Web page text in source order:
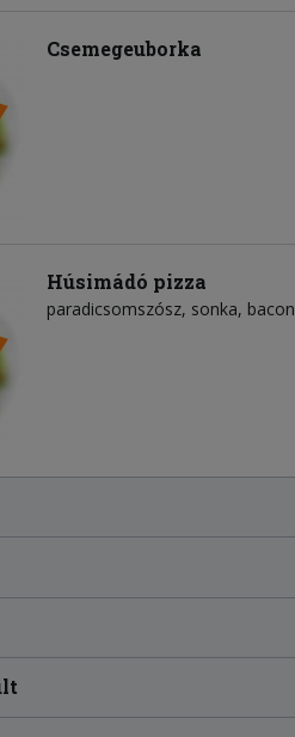
Csemegeuborka
Húsimádó pizza
paradicsomszósz sonka bacon